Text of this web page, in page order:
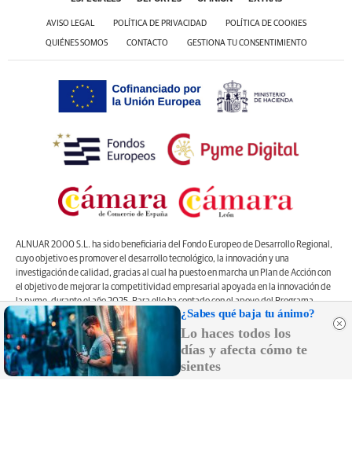
AVISO LEGAL POLÍTICA DE PRIVACIDAD POLÍTICA DE COOKIES
QUIÉNES SOMOS CONTACTO GESTIONA TU CONSENTIMIENTO
ALNUAR 2000 S.L. ha sido beneficiaria del Fondo Europeo de Desarrollo Regional,
cuyo objetivo es promover el desarrollo tecnológico, la innovación y una
investigación de calidad, gracias al cual ha puesto en marcha un Plan de Acción con
el objetivo de mejorar la competitividad empresarial apoyada en la innovación de
la pyme, durante el año 2025. Para ello ha contado con el apoyo del Programa
Pyme Innova de la Cámara de Comercio de León#EuropaSeSiente”
Controlado por OJDinteractiva
¿Sabes qué baja tu ánimo?
Lo haces todos los
días y afecta cómo te
sientes